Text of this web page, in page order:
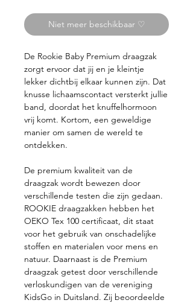
Niet meer beschikbaar ♡
De Rookie Baby Premium draagzak
zorgt ervoor dat jij en je kleintje
lekker dichtbij elkaar kunnen zijn. Dat
knusse lichaamscontact versterkt jullie
band, doordat het knuffelhormoon
vrij komt. Kortom, een geweldige
manier om samen de wereld te
ontdekken.
De premium kwaliteit van de
draagzak wordt bewezen door
verschillende testen die zijn gedaan.
ROOKIE draagzakken hebben het
OEKO Tex 100 certificaat, dit staat
voor het gebruik van onschadelijke
stoffen en materialen voor mens en
natuur. Daarnaast is de Premium
draagzak getest door verschillende
verloskundigen van de vereniging
KidsGo in Duitsland. Zij beoordeelde